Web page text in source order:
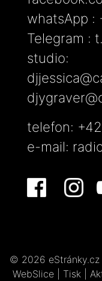
whatsApp :
Telegram :
studio:
telefon:
e-mail:
© 2026 eStránky.cz
WebSlice
Tisk|